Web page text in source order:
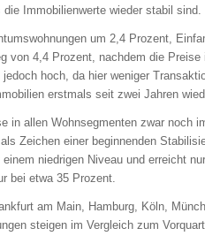
Immobilienwerte wieder stabil sind.
um 2,4 Prozent,
von 4,4 Prozent, nachdem die
hoch, da hier weniger
erstmals seit zwei Jahren
in allen Wohnsegmenten zwar noch
Zeichen einer beginnenden
niedrigen Niveau und erreicht
bei etwa 35 Prozent.
am Main, Hamburg, Köln,
steigen im Vergleich zum